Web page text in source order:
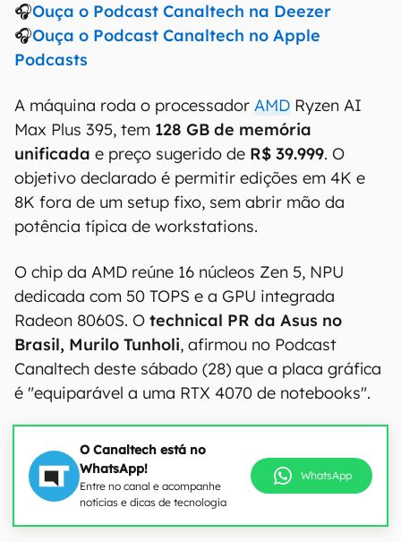
🎧Ouça o Podcast Canaltech na Deezer
🎧Ouça o Podcast Canaltech no Apple
Podcasts
A máquina roda o processador AMD Ryzen AI
Max Plus 395, tem 128 GB de memória
unificada e preço sugerido de R$ 39.999. O
objetivo declarado é permitir edições em 4K e
8K fora de um setup fixo, sem abrir mão da
potência típica de workstations.
O chip da AMD reúne 16 núcleos Zen 5, NPU
dedicada com 50 TOPS e a GPU integrada
Radeon 8060S. O technical PR da Asus no
Brasil, Murilo Tunholi, afirmou no Podcast
Canaltech deste sábado (28) que a placa gráfica
é "equiparável a uma RTX 4070 de notebooks".
O Canaltech está no
WhatsApp!
Entre no canal e acompanhe
notícias e dicas de tecnologia
WhatsApp